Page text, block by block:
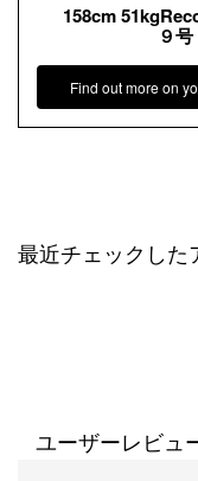
158cm
９号
Find out more on
最近チェックした
ユーザーレビュ